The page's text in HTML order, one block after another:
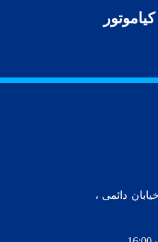
دائمی ،